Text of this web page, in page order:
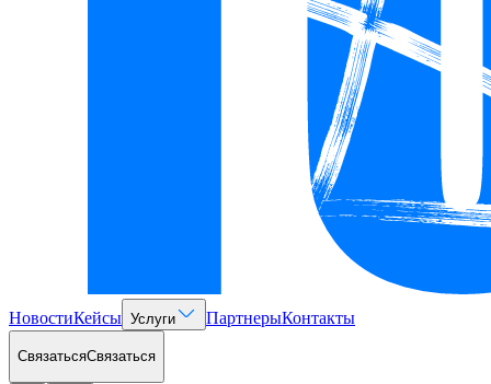
НовостиКейсы Услуги ПартнерыКонтакты
СвязатьсяСвязаться